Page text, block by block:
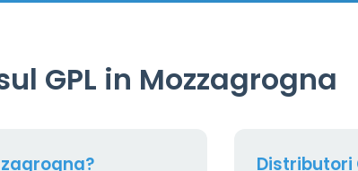
GPL in Mozzagrogna
Distributori